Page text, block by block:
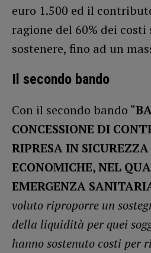
euro 1.500 ed il
ragione del 60% dei
sostenere, fino ad un
Il secondo bando
Con il secondo bando “
CONCESSIONE DI
RIPRESA IN
ECONOMICHE, NEL
EMERGENZA
voluto riproporre un
della liquidità per quei
hanno sostenuto costi per